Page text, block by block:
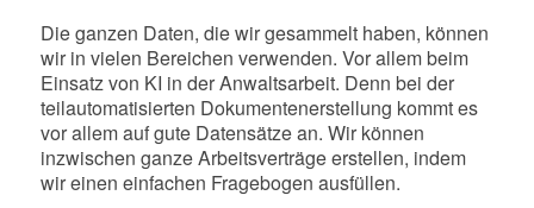
Die ganzen Daten, die wir gesammelt haben, können
wir in vielen Bereichen verwenden. Vor allem beim
Einsatz von KI in der Anwaltsarbeit. Denn bei der
teilautomatisierten Dokumentenerstellung kommt es
vor allem auf gute Datensätze an. Wir können
inzwischen ganze Arbeitsverträge erstellen, indem
wir einen einfachen Fragebogen ausfüllen.